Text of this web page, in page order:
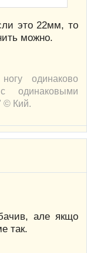
это 22мм, то
можно.
одинаково
одинаковыми
© Кий.
але якщо
так.